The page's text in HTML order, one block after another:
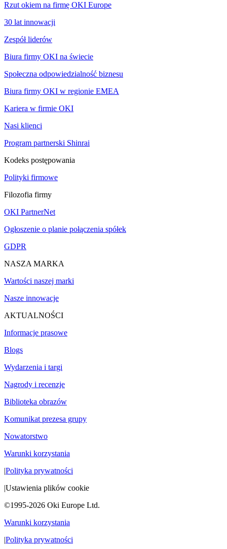
Rzut okiem na firmę OKI Europe
30 lat innowacji
Zespół liderów
Biura firmy OKI na świecie
Społeczna odpowiedzialność biznesu
Biura firmy OKI w regionie EMEA
Kariera w firmie OKI
Nasi klienci
Program partnerski Shinrai
Kodeks postępowania
Polityki firmowe
Filozofia firmy
OKI PartnerNet
Ogłoszenie o planie połączenia spółek
GDPR
NASZA MARKA
Wartości naszej marki
Nasze innowacje
AKTUALNOŚCI
Informacje prasowe
Blogs
Wydarzenia i targi
Nagrody i recenzje
Biblioteka obrazów
Komunikat prezesa grupy
Nowatorstwo
Warunki korzystania
|Polityka prywatności
|Ustawienia plików cookie
©1995-2026 Oki Europe Ltd.
Warunki korzystania
|Polityka prywatności